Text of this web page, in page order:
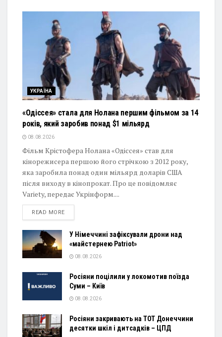
УКРАЇНА
«Одіссея» стала для Нолана першим фільмом за 14
років, який заробив понад $1 мільярд
08.08.2026
Фільм Крістофера Нолана «Одіссея» став для
кінорежисера першою його стрічкою з 2012 року,
яка заробила понад один мільярд доларів США
після виходу в кінопрокат. Про це повідомляє
Variety, передає Укрінформ....
READ MOREDETAILS
У Німеччині зафіксували дрони над
«майстернею Patriot»
08.08.2026
Росіяни поцілили у локомотив поїзда
Суми – Київ
08.08.2026
Росіяни закривають на ТОТ Донеччини
десятки шкіл і дитсадків – ЦПД